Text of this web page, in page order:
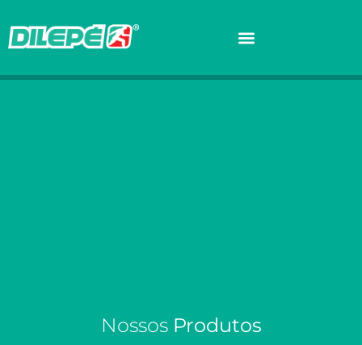
Nossos Produtos